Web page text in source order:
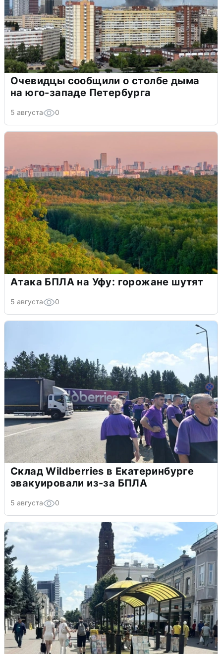
Очевидцы сообщили о столбе дыма
на юго-западе Петербурга
5 августа 0
Атака БПЛА на Уфу: горожане шутят
5 августа 0
Склад Wildberries в Екатеринбурге
эвакуировали из-за БПЛА
5 августа 0